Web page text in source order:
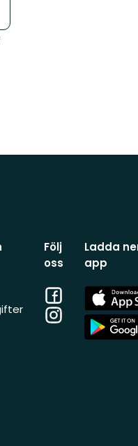
Följ
oss
Facebook
Instagram
Ladda
app
App
Store
App
Store